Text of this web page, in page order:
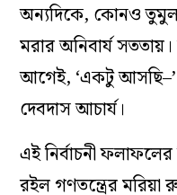
অন্যদিকে, কোনও তুমুল
মরার অনিবার্য সততায়।
আগেই, ‘একটু
দেবদাস আচার্য।
এই নির্বাচনী
রইল গণতন্ত্রের মরিয়া